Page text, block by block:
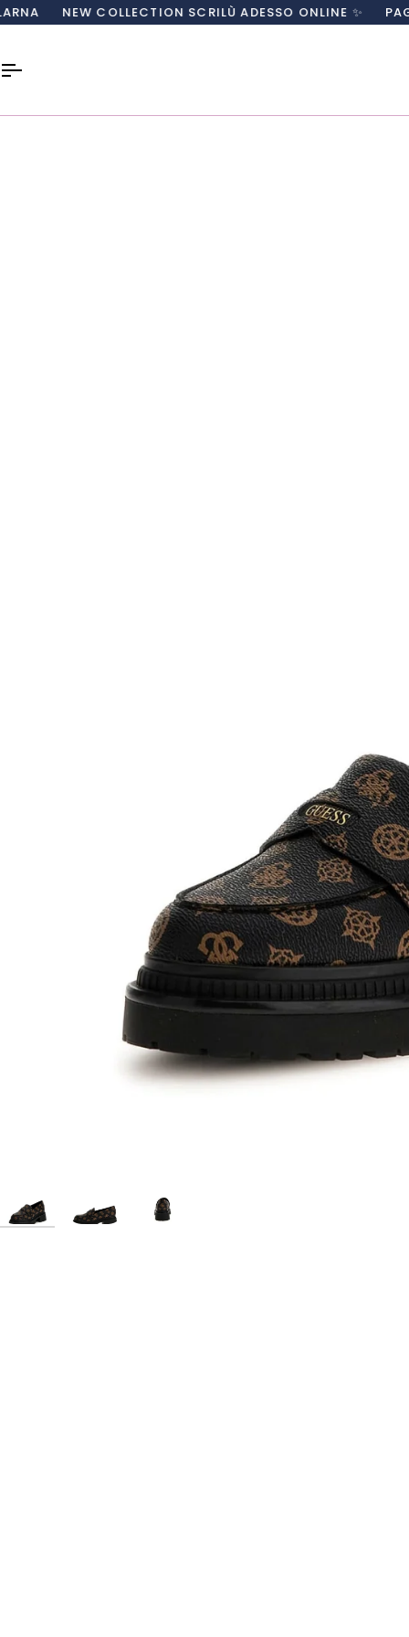
Salta
al
COLLECTION SCRILÙ ADESSO ONLINE ✨ PAGA CON